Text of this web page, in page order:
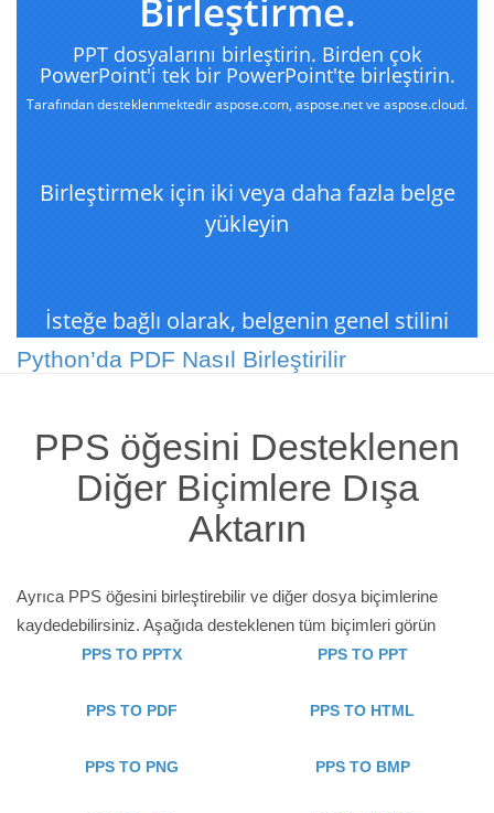
Python’da PDF Nasıl Birleştirilir
PPS öğesini Desteklenen
Diğer Biçimlere Dışa
Aktarın
Ayrıca PPS öğesini birleştirebilir ve diğer dosya biçimlerine
kaydedebilirsiniz. Aşağıda desteklenen tüm biçimleri görün
PPS TO PPTX PPS TO PPT
PPS TO PDF PPS TO HTML
PPS TO PNG PPS TO BMP